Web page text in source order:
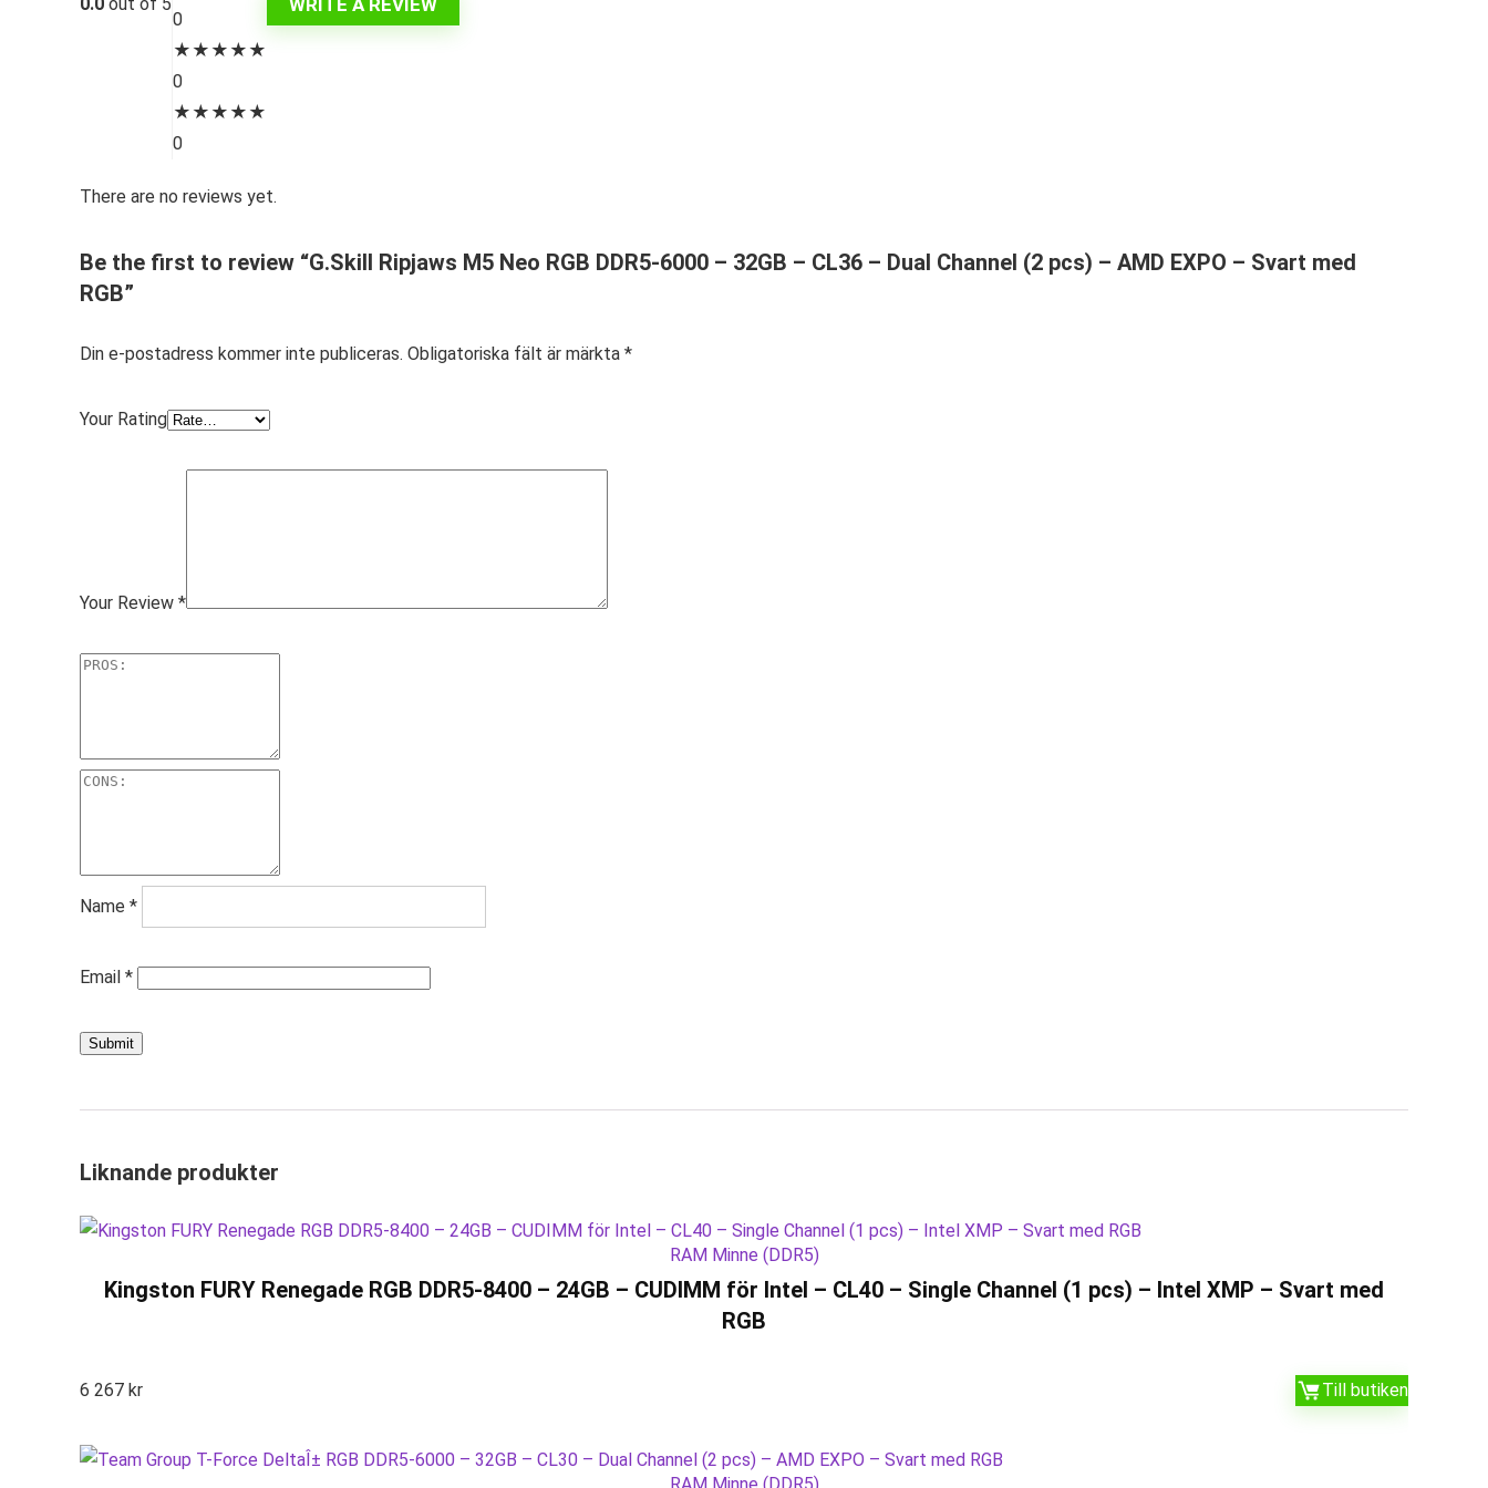
0
★ ★ ★ ★ ★
0
★ ★ ★ ★ ★
0
There are no reviews yet.
Be the first to review “G.Skill Ripjaws M5 Neo RGB DDR5-6000 – 32GB – CL36 – Dual Channel (2 pcs) – AMD EXPO – Svart med
RGB”
Din e-postadress kommer inte publiceras. Obligatoriska fält är märkta *
Your Rating
Your Review *
Name *
Email *
Liknande produkter
RAM Minne (DDR5)
Kingston FURY Renegade RGB DDR5-8400 – 24GB – CUDIMM för Intel – CL40 – Single Channel (1 pcs) – Intel XMP – Svart med
RGB
6 267 kr Till butiken